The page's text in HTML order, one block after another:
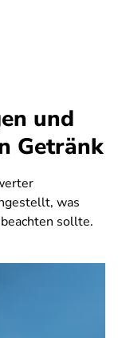
und
Getränk
was
sollte.